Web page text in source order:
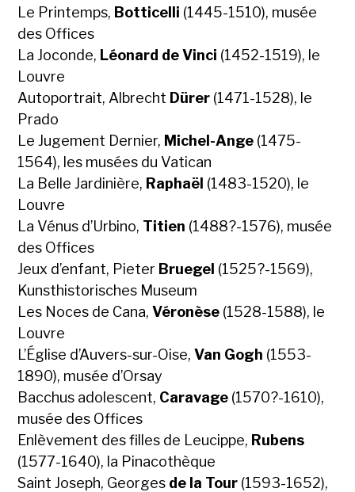
Le Printemps, Botticelli (1445-1510), musée
des Offices
La Joconde, Léonard de Vinci (1452-1519), le
Louvre
Autoportrait, Albrecht Dürer (1471-1528), le
Prado
Le Jugement Dernier, Michel-Ange (1475-
1564), les musées du Vatican
La Belle Jardinière, Raphaël (1483-1520), le
Louvre
La Vénus d’Urbino, Titien (1488?-1576), musée
des Offices
Jeux d’enfant, Pieter Bruegel (1525?-1569),
Kunsthistorisches Museum
Les Noces de Cana,Véronèse (1528-1588), le
Louvre
L’Église d’Auvers-sur-Oise,Van Gogh (1553-
1890), musée d’Orsay
Bacchus adolescent, Caravage (1570?-1610),
musée des Offices
Enlèvement des filles de Leucippe, Rubens
(1577-1640), la Pinacothèque
Saint Joseph, Georges de la Tour (1593-1652),